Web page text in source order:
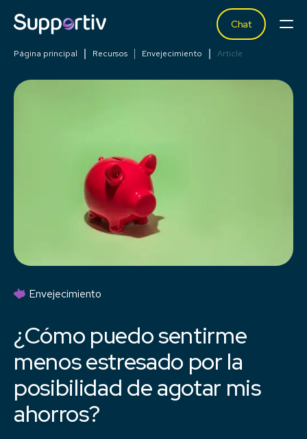
Chat
Página principal Recursos Envejecimiento Article
Envejecimiento
¿Cómo puedo sentirme
menos estresado por la
posibilidad de agotar mis
ahorros?